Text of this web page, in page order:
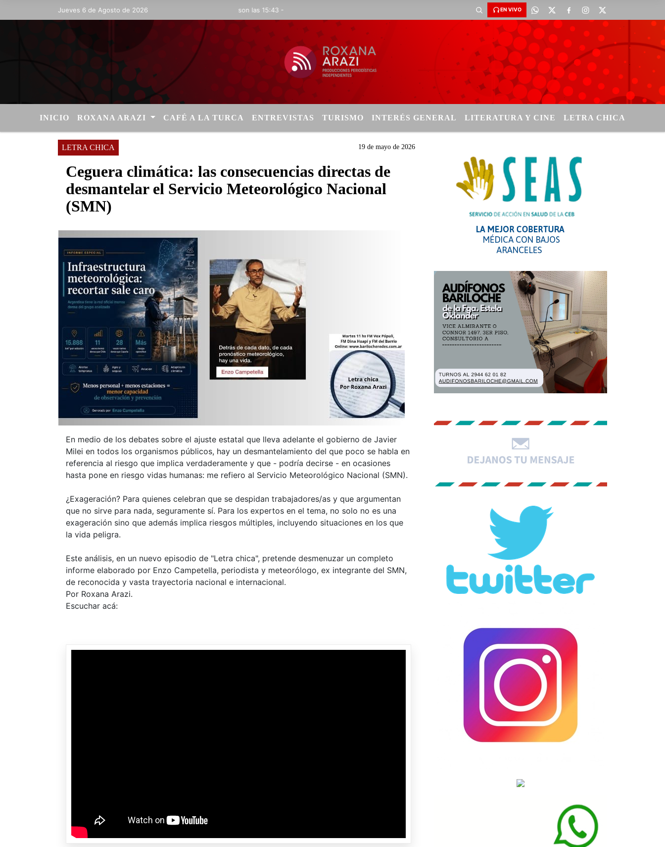
Jueves 6 de Agosto de 2026
Hoy es Jueves 6 de Agosto de 2026 y son las 15:43 - EN VIVO
INICIO ROXANA ARAZI CAFÉ A LA TURCA ENTREVISTAS TURISMO INTERÉS GENERAL LITERATURA Y CINE LETRA CHICA
LETRA CHICA 19 de mayo de 2026
Ceguera climática: las consecuencias directas de
desmantelar el Servicio Meteorológico Nacional
(SMN)
En medio de los debates sobre el ajuste estatal que lleva adelante el gobierno de Javier
Milei en todos los organismos públicos, hay un desmantelamiento del que poco se habla en
referencia al riesgo que implica verdaderamente y que - podría decirse - en ocasiones
hasta pone en riesgo vidas humanas: me refiero al Servicio Meteorológico Nacional (SMN).
¿Exageración? Para quienes celebran que se despidan trabajadores/as y que argumentan
que no sirve para nada, seguramente sí. Para los expertos en el tema, no solo no es una
exageración sino que además implica riesgos múltiples, incluyendo situaciones en los que
la vida peligra.
Este análisis, en un nuevo episodio de "Letra chica", pretende desmenuzar un completo
informe elaborado por Enzo Campetella, periodista y meteorólogo, ex integrante del SMN,
de reconocida y vasta trayectoria nacional e internacional.
Por Roxana Arazi.
Escuchar acá: